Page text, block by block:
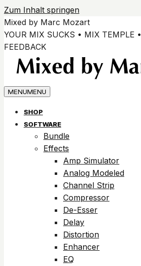
Zum Inhalt springen
Mixed by Marc Mozart
YOUR MIX SUCKS • MIX TEMPLE
FEEDBACK
MENUMENU
SHOP
SOFTWARE
Bundle
Effects
Amp Simulator
Analog Modeled
Channel Strip
Compressor
De-Esser
Delay
Distortion
Enhancer
EQ